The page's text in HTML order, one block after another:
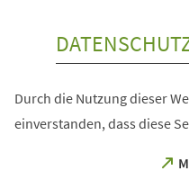
Durch die Nutzung dieser
einverstanden, dass diese